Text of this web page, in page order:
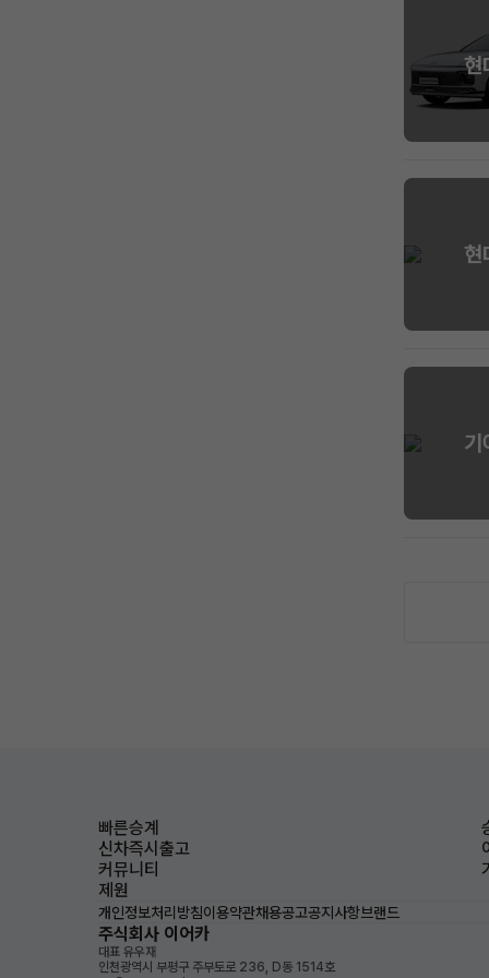
현
현
기
빠른승계
신차즉시출고
커뮤니티
제원
개인정보처리방침이용약관채용공고공지사항브랜드
주식회사 이어카
대표 유우재
인천광역시 부평구 주부토로 236, D동 1514호